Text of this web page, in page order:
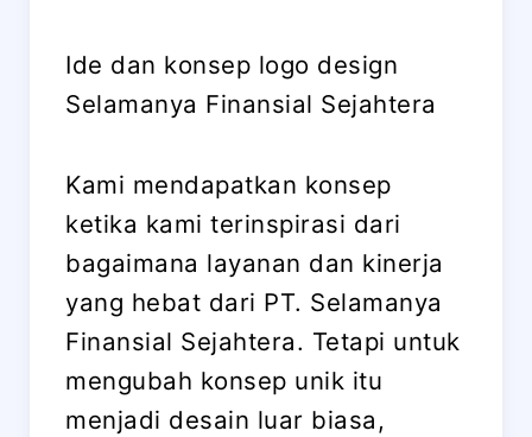
Ide dan konsep logo design
Selamanya Finansial Sejahtera
Kami mendapatkan konsep
ketika kami terinspirasi dari
bagaimana layanan dan kinerja
yang hebat dari PT. Selamanya
Finansial Sejahtera. Tetapi untuk
mengubah konsep unik itu
menjadi desain luar biasa,